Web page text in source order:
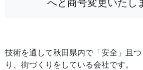
へと商号変更いたし
技術を通して秋田県内で「安全」且つ
り、街づくりをしている会社です。